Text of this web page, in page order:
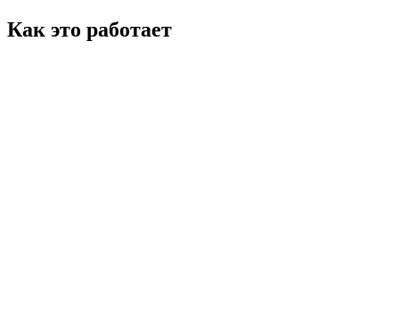
Как это работает